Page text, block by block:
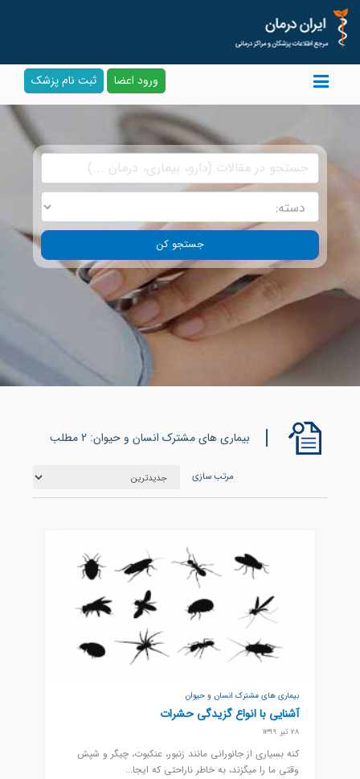
ورود اعضا ثبت نام پزشک
جستجو کن
بیماری های مشترک انسان و حیوان: 2 مطلب
مرتب سازی
بیماری های مشترک انسان و حیوان
آشنایی با انواع گزیدگی حشرات
28 تیر 1399
کنه بسیاری از جانورانی مانند زنبور، عنکبوت، چیگر و شپش
وقتی ما را میگزند، به خاطر ناراحتی که ایجا...